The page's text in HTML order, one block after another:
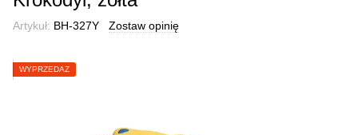
Artykuł: BH-327Y Zostaw opinię
WYPRZEDAŻ